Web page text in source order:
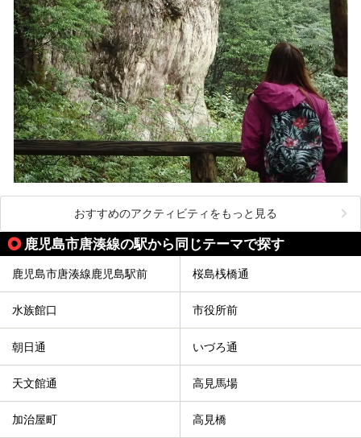
おすすめのアクティビティをもっと見る
鹿児島市唐湊線の駅から同じテーマで探す
鹿児島市唐湊線鹿児島駅前 桜島桟橋通
水族館口 市役所前
朝日通 いづろ通
天文館通 高見馬場
加治屋町 高見橋